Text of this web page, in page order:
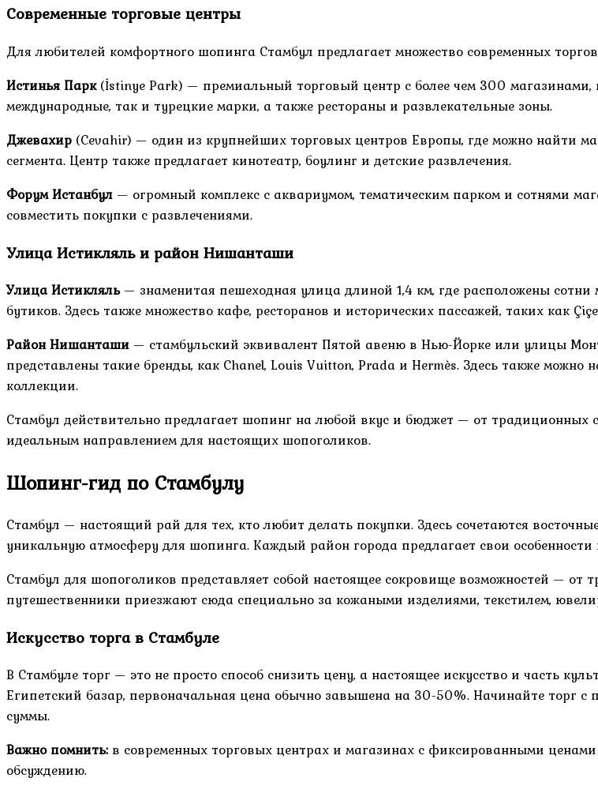
Современные торговые центры
Для любителей комфортного шопинга Стамбул предлагает множество современных
Истинья Парк(İstinye Park) — премиальный торговый центр с более чем 300 магазинами,
международные, так и турецкие марки, а также рестораны и развлекательные зоны.
Джевахир (Cevahir) — один из крупнейших торговых центров Европы, где можно найти
сегмента. Центр также предлагает кинотеатр, боулинг и детские развлечения.
Форум Истанбул — огромный комплекс с аквариумом, тематическим парком и сотнями
совместить покупки с развлечениями.
Улица Истикляль и район Нишанташи
Улица Истикляль— знаменитая пешеходная улица длиной 1,4 км, где расположены
бутиков. Здесь также множество кафе, ресторанов и исторических пассажей, таких как
Район Нишанташи — стамбульский эквивалент Пятой авеню в Нью-Йорке или улицы
представлены такие бренды, как Chanel, Louis Vuitton, Prada и Hermès. Здесь также
коллекции.
Стамбул действительно предлагает шопинг на любой вкус и бюджет — от традиционных
идеальным направлением для настоящих шопоголиков.
Шопинг-гид по Стамбулу
Стамбул — настоящий рай для тех, кто любит делать покупки. Здесь сочетаются
уникальную атмосферу для шопинга. Каждый район города предлагает свои
Стамбул для шопоголиков представляет собой настоящее сокровище возможностей —
путешественники приезжают сюда специально за кожаными изделиями, текстилем,
Искусство торга в Стамбуле
В Стамбуле торг — это не просто способ снизить цену, а настоящее искусство и часть
Египетский базар, первоначальная цена обычно завышена на 30-50%. Начинайте торг
суммы.
Важно помнить:в современных торговых центрах и магазинах с фиксированными
обсуждению.